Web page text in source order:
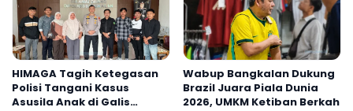
HIMAGA Tagih Ketegasan
Polisi Tangani Kasus
Asusila Anak di Galis
Wabup Bangkalan Dukung
Brazil Juara Piala Dunia
2026, UMKM Ketiban Berkah